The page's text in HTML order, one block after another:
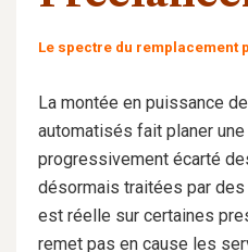
Le spectre du remplacement
La montée en puissance
automatisés fait planer
progressivement écarté
désormais traitées par
est réelle sur certaines
remet pas en cause les